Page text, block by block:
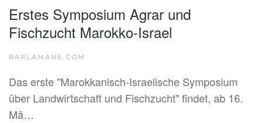
Erstes Symposium Agrar und
Fischzucht Marokko-Israel
BARLAMANE.COM
Das erste "Marokkanisch-Israelische Symposium
über Landwirtschaft und Fischzucht" findet, ab 16.
Mä…